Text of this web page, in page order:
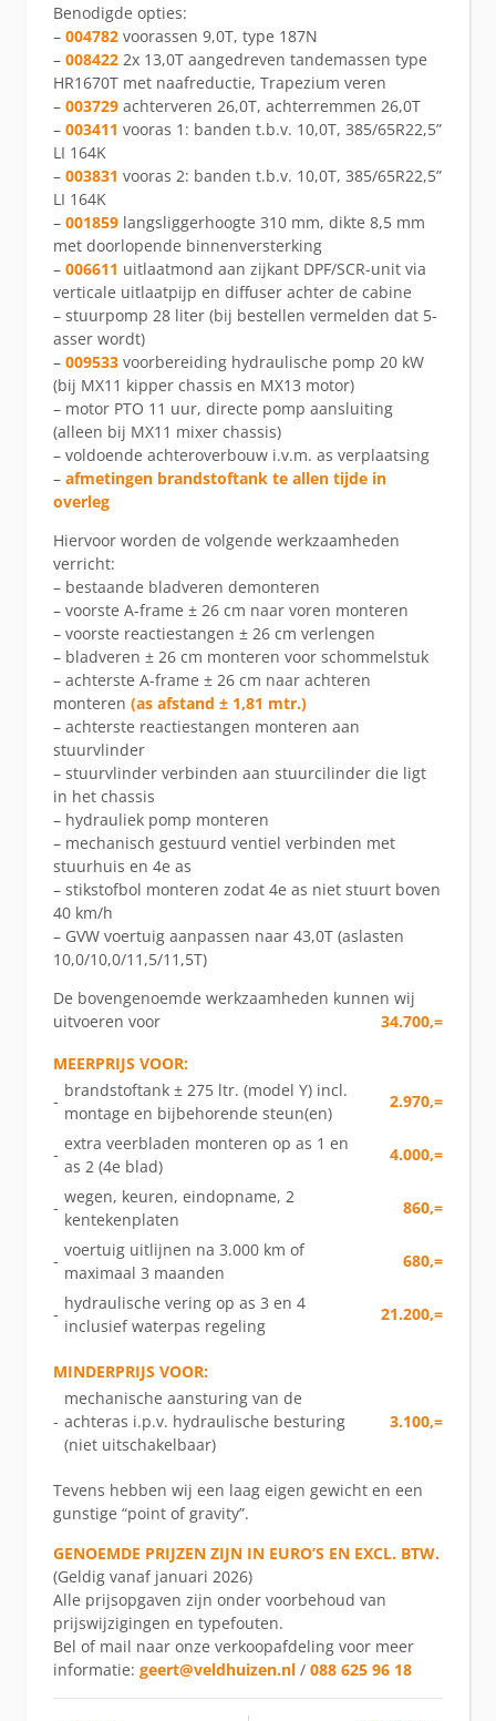
Benodigde opties:
– 004782 voorassen 9,0T, type 187N
– 008422 2x 13,0T aangedreven tandemassen type
HR1670T met naafreductie, Trapezium veren
– 003729 achterveren 26,0T, achterremmen 26,0T
– 003411 vooras 1: banden t.b.v. 10,0T, 385/65R22,5”
LI 164K
– 003831 vooras 2: banden t.b.v. 10,0T, 385/65R22,5”
LI 164K
– 001859 langsliggerhoogte 310 mm, dikte 8,5 mm
met doorlopende binnenversterking
– 006611 uitlaatmond aan zijkant DPF/SCR-unit via
verticale uitlaatpijp en diffuser achter de cabine
– stuurpomp 28 liter (bij bestellen vermelden dat 5-
asser wordt)
– 009533 voorbereiding hydraulische pomp 20 kW
(bij MX11 kipper chassis en MX13 motor)
– motor PTO 11 uur, directe pomp aansluiting
(alleen bij MX11 mixer chassis)
– voldoende achteroverbouw i.v.m. as verplaatsing
– afmetingen brandstoftank te allen tijde in
overleg
Hiervoor worden de volgende werkzaamheden
verricht:
– bestaande bladveren demonteren
– voorste A-frame ± 26 cm naar voren monteren
– voorste reactiestangen ± 26 cm verlengen
– bladveren ± 26 cm monteren voor schommelstuk
– achterste A-frame ± 26 cm naar achteren
monteren (as afstand ± 1,81 mtr.)
– achterste reactiestangen monteren aan
stuurvlinder
– stuurvlinder verbinden aan stuurcilinder die ligt
in het chassis
– hydrauliek pomp monteren
– mechanisch gestuurd ventiel verbinden met
stuurhuis en 4e as
– stikstofbol monteren zodat 4e as niet stuurt boven
40 km/h
– GVW voertuig aanpassen naar 43,0T (aslasten
10,0/10,0/11,5/11,5T)
De bovengenoemde werkzaamheden kunnen wij
uitvoeren voor
34.700,=
MEERPRIJS VOOR:
-
brandstoftank ± 275 ltr. (model Y) incl.
montage en bijbehorende steun(en)
2.970,=
-
extra veerbladen monteren op as 1 en
as 2 (4e blad)
4.000,=
-
wegen, keuren, eindopname, 2
kentekenplaten
860,=
-
voertuig uitlijnen na 3.000 km of
maximaal 3 maanden
680,=
-
hydraulische vering op as 3 en 4
inclusief waterpas regeling
21.200,=
MINDERPRIJS VOOR:
-
mechanische aansturing van de
achteras i.p.v. hydraulische besturing
(niet uitschakelbaar)
3.100,=
Tevens hebben wij een laag eigen gewicht en een
gunstige “point of gravity”.
GENOEMDE PRIJZEN ZIJN IN EURO’S EN EXCL. BTW.
(Geldig vanaf januari 2026)
Alle prijsopgaven zijn onder voorbehoud van
prijswijzigingen en typefouten.
Bel of mail naar onze verkoopafdeling voor meer
informatie: geert@veldhuizen.nl / 088 625 96 18